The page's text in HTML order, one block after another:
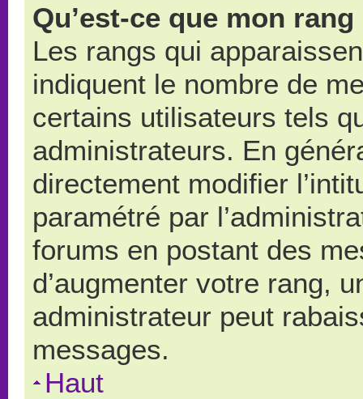
Qu’est-ce que mon
Les rangs qui
indiquent le nombre de
certains utilisateurs tels
administrateurs. En
directement modifier
paramétré par
forums en postant des
d’augmenter votre rang,
administrateur peut
messages.
Haut